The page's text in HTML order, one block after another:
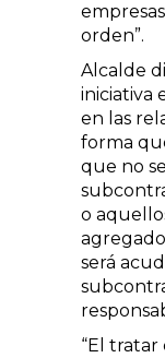
orden”.
Alcalde
iniciativa
en las
forma
que no
o
será
“El tratar